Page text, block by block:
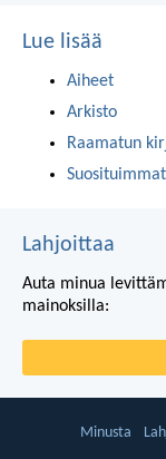
Lue lisää
Aiheet
Arkisto
Raamatun
Lahjoittaa
Auta minua
mainoksilla:
Minusta